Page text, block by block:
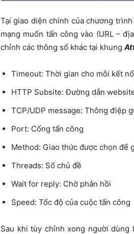
Tại giao diện chính của chương
mạng muốn tấn công vào (URL –
chỉnh các thông số khác tại khung
Timeout: Thời gian cho mỗi kết
HTTP Subsite: Đường dẫn
TCP/UDP message: Thông điệp
Port: Cổng tấn công
Method: Giao thức được chọn để
Threads: Số chủ đề
Wait for reply: Chờ phản hồi
Speed: Tốc độ của cuộc tấn công
Sau khi tùy chỉnh xong người dùng